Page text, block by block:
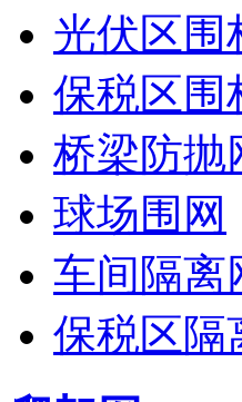
光伏区围
保税区围
桥梁防抛
球场围网
车间隔离
保税区隔